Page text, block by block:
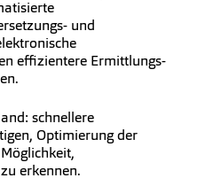
und
effizientere Ermittlungs-
schnellere
Optimierung der
erkennen.